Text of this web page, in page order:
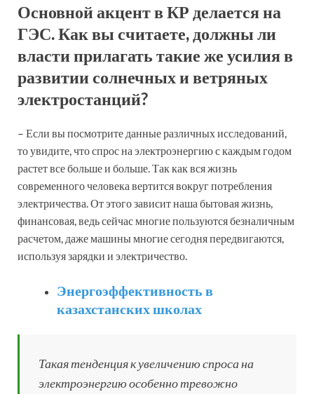
Основной акцент в КР делается на
ГЭС. Как вы считаете, должны ли
власти прилагать такие же усилия в
развитии солнечных и ветряных
электростанций?
– Если вы посмотрите данные различных исследований,
то увидите, что спрос на электроэнергию с каждым годом
растет все больше и больше. Так как вся жизнь
современного человека вертится вокруг потребления
электричества. От этого зависит наша бытовая жизнь,
финансовая, ведь сейчас многие пользуются безналичным
расчетом, даже машины многие сегодня передвигаются,
используя зарядки и электричество.
Энергоэффективность в
казахстанских школах
Такая тенденция к увеличению спроса на
электроэнергию особенно тревожно